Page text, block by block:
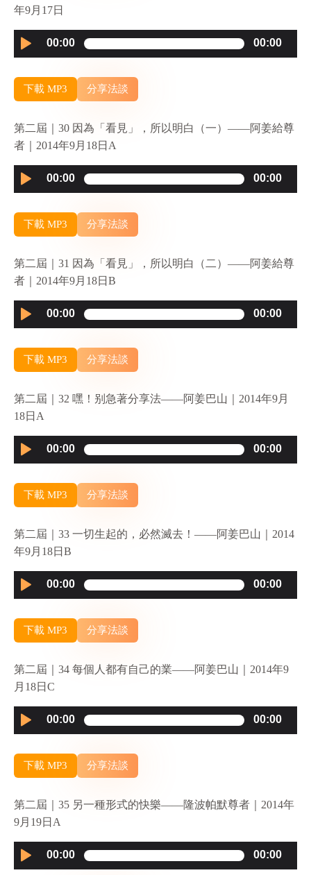
年9月17日
Audio
Player
00:00 00:00
下載 MP3 分享法談
第二屆｜30 因為「看見」，所以明白（一）——阿姜給尊
者｜2014年9月18日A
Audio
Player
00:00 00:00
下載 MP3 分享法談
第二屆｜31 因為「看見」，所以明白（二）——阿姜給尊
者｜2014年9月18日B
Audio
Player
00:00 00:00
下載 MP3 分享法談
第二屆｜32 嘿！别急著分享法——阿姜巴山｜2014年9月
18日A
Audio
Player
00:00 00:00
下載 MP3 分享法談
第二屆｜33 一切生起的，必然滅去！——阿姜巴山｜2014
年9月18日B
Audio
Player
00:00 00:00
下載 MP3 分享法談
第二屆｜34 每個人都有自己的業——阿姜巴山｜2014年9
月18日C
Audio
Player
00:00 00:00
下載 MP3 分享法談
第二屆｜35 另一種形式的快樂——隆波帕默尊者｜2014年
9月19日A
Audio
Player
00:00 00:00